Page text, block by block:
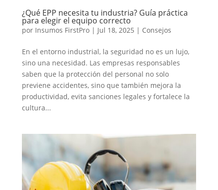
¿Qué EPP necesita tu industria? Guía práctica
para elegir el equipo correcto
por Insumos FirstPro| Jul 18, 2025 | Consejos
En el entorno industrial, la seguridad no es un lujo,
sino una necesidad. Las empresas responsables
saben que la protección del personal no solo
previene accidentes, sino que también mejora la
productividad, evita sanciones legales y fortalece la
cultura...